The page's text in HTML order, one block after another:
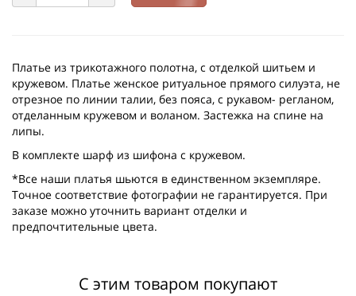
Платье из трикотажного полотна, с отделкой шитьем и
кружевом. Платье женское ритуальное прямого силуэта, не
отрезное по линии талии, без пояса, с рукавом- регланом,
отделанным кружевом и воланом. Застежка на спине на
липы.
В комплекте шарф из шифона с кружевом.
*Все наши платья шьются в единственном экземпляре.
Точное соответствие фотографии не гарантируется. При
заказе можно уточнить вариант отделки и
предпочтительные цвета.
С этим товаром покупают